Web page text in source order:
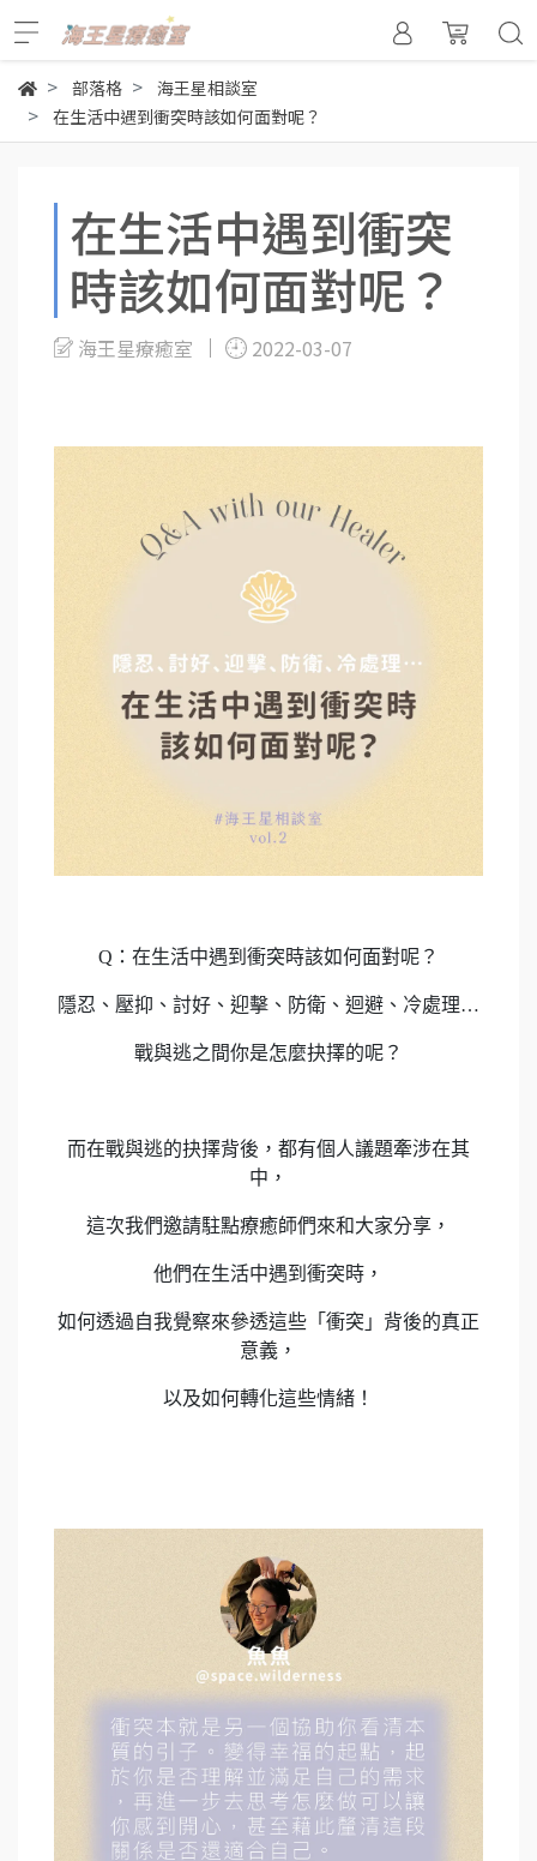
部落格
海王星相談室
在生活中遇到衝突時該如何面對呢？
在生活中遇到衝突
時該如何面對呢？
海王星療癒室 2022-03-07
Q：在生活中遇到衝突時該如何面對呢？
隱忍、壓抑、討好、迎擊、防衛、迴避、冷處理…
戰與逃之間你是怎麼抉擇的呢？
而在戰與逃的抉擇背後，都有個人議題牽涉在其
中，
這次我們邀請駐點療癒師們來和大家分享，
他們在生活中遇到衝突時，
如何透過自我覺察來參透這些「衝突」背後的真正
意義，
以及如何轉化這些情緒！